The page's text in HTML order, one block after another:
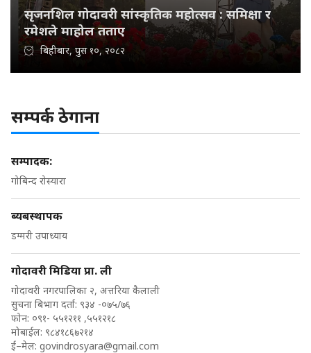
सृजनशिल गोदावरी सांस्कृतिक महोत्सव : समिक्षा र
रमेशले माहोल तताए
बिहीबार, पुस १०, २०८२
सम्पर्क ठेगाना
सम्पादक:
गोबिन्द रोस्यारा
ब्यबस्थापक
डम्मरी उपाध्याय
गोदावरी मिडिया प्रा. ली
गोदावरी नगरपालिका २, अत्तरिया कैलाली
सुचना बिभाग दर्ता: ९३४ -०७५/७६
फोन: ०९१- ५५१२११ ,५५१२१८
मोबाईल: ९८४१८६७२१४
ई–मेल: govindrosyara@gmail.com